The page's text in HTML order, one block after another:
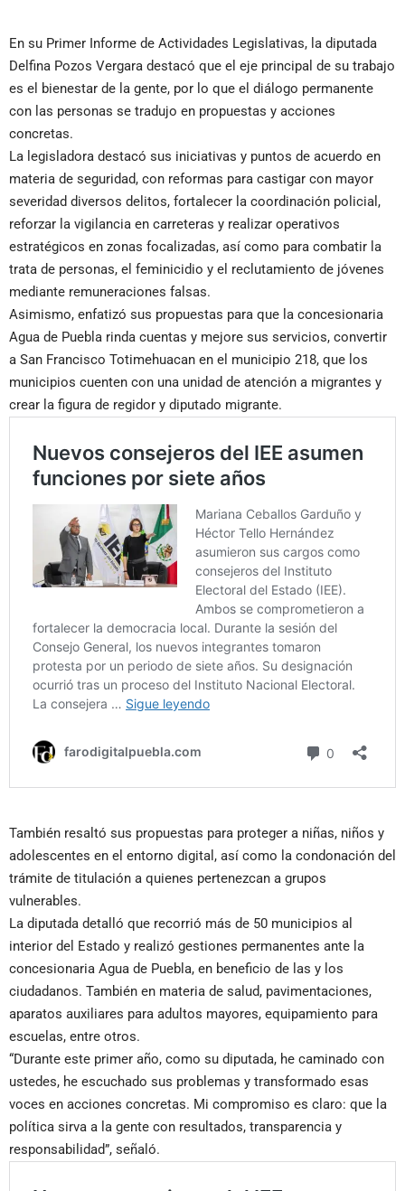
En su Primer Informe de Actividades Legislativas, la diputada
Delfina Pozos Vergara destacó que el eje principal de su trabajo
es el bienestar de la gente, por lo que el diálogo permanente
con las personas se tradujo en propuestas y acciones
concretas.
La legisladora destacó sus iniciativas y puntos de acuerdo en
materia de seguridad, con reformas para castigar con mayor
severidad diversos delitos, fortalecer la coordinación policial,
reforzar la vigilancia en carreteras y realizar operativos
estratégicos en zonas focalizadas, así como para combatir la
trata de personas, el feminicidio y el reclutamiento de jóvenes
mediante remuneraciones falsas.
Asimismo, enfatizó sus propuestas para que la concesionaria
Agua de Puebla rinda cuentas y mejore sus servicios, convertir
a San Francisco Totimehuacan en el municipio 218, que los
municipios cuenten con una unidad de atención a migrantes y
crear la figura de regidor y diputado migrante.
También resaltó sus propuestas para proteger a niñas, niños y
adolescentes en el entorno digital, así como la condonación del
trámite de titulación a quienes pertenezcan a grupos
vulnerables.
La diputada detalló que recorrió más de 50 municipios al
interior del Estado y realizó gestiones permanentes ante la
concesionaria Agua de Puebla, en beneficio de las y los
ciudadanos. También en materia de salud, pavimentaciones,
aparatos auxiliares para adultos mayores, equipamiento para
escuelas, entre otros.
“Durante este primer año, como su diputada, he caminado con
ustedes, he escuchado sus problemas y transformado esas
voces en acciones concretas. Mi compromiso es claro: que la
política sirva a la gente con resultados, transparencia y
responsabilidad”, señaló.